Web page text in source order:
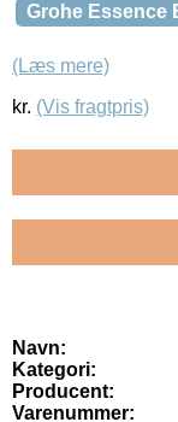
Grohe Essence
(Læs mere)
kr. (Vis fragtpris)
Navn:
Kategori:
Producent:
Varenummer: